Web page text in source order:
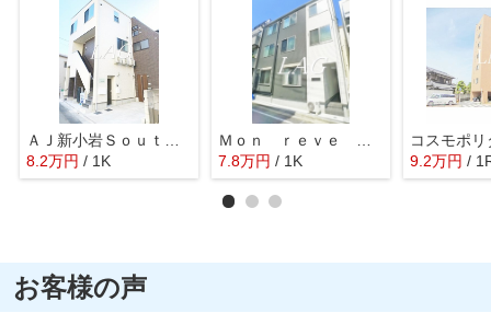
8.2万円 / 1K
7.8万円 / 1K
コスモポリ
9.2万円 /
お客様の声